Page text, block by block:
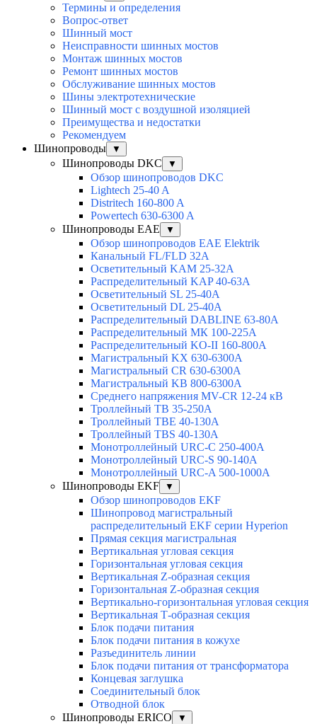
Термины и определения
Вопрос-ответ
Шинный мост
Неисправности шинных мостов
Монтаж шинных мостов
Ремонт шинных мостов
Обслуживание шинных мостов
Шины электротехнические
Шинный мост с воздушной изоляцией
Преимущества и недостатки
Рекомендуем
Шинопроводы
▼
Шинопроводы DKC ▼
Обзор шинопроводов DKC
Lightech 25-40 A
Distritech 160-800 A
Powertech 630-6300 A
Шинопроводы EAE
▼
Обзор шинопроводов EAE Elektrik
Канальный FL/FLD 32A
Осветительный KAM 25-32А
Распределительный KAP 40-63A
Осветительный SL 25-40А
Осветительный DL 25-40А
Распределительный DABLINE 63-80A
Распределительный МК 100-225А
Распределительный KO-II 160-800А
Магистральный KX 630-6300А
Магистральный CR 630-6300А
Магистральный KB 800-6300А
Среднего напряжения MV-CR 12-24 кВ
Троллейный TB 35-250A
Троллейный TBE 40-130A
Троллейный TBS 40-130A
Монотроллейный URC-C 250-400A
Монотроллейный URC-S 90-140A
Монотроллейный URC-A 500-1000A
Шинопроводы EKF
▼
Обзор шинопроводов EKF
Шинопровод магистральный
распределительный EKF серии Hyperion
Прямая секция магистральная
Вертикальная угловая секция
Горизонтальная угловая секция
Вертикальная Z-образная секция
Горизонтальная Z-образная секция
Вертикально-горизонтальная угловая секция
Вертикальная Т-образная секция
Блок подачи питания
Блок подачи питания в кожухе
Разъединитель линии
Блок подачи питания от трансформатора
Концевая заглушка
Соединительный блок
Отводной блок
Шинопроводы ERICO
▼